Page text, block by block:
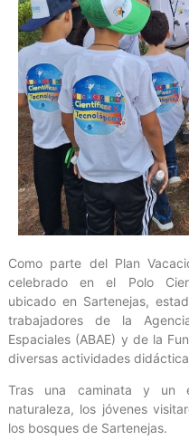
Como parte del Plan
celebrado en el Polo
ubicado en Sartenejas,
trabajadores de la
Espaciales (ABAE) y de la
diversas actividades
Tras una caminata y un
naturaleza, los jóvenes
los bosques de Sartenejas.